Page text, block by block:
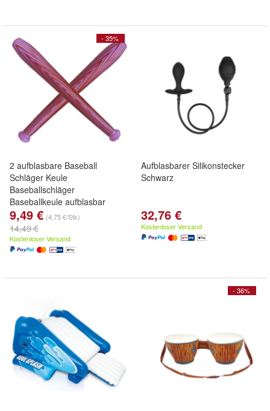
- 35%
2 aufblasbare Baseball
Schläger Keule
Baseballschläger
Baseballkeule aufblasbar
9,49 € (4,75 €/Stk)
14,49 €
Kostenloser Versand
Aufblasbarer Silikonstecker
Schwarz
32,76 €
Kostenloser Versand
- 36%